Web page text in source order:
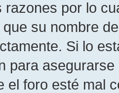
razones por lo
su nombre
Si lo
para
el foro esté mal